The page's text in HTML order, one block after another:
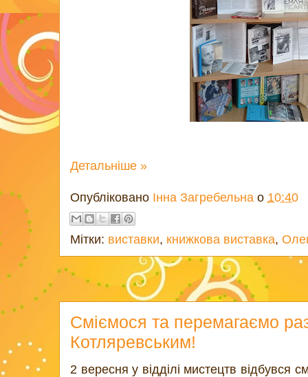
Детальніше »
Опубліковано Інна Загребельна о 10:40
Мітки: виставки, книжкова виставка,
Сміємося та перемагаємо
Котляревським!
2 вересня у відділі мистецтв відбувся